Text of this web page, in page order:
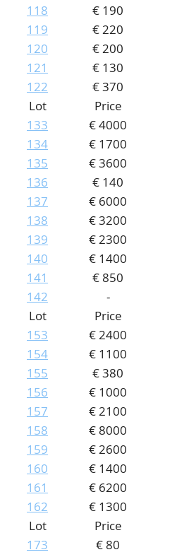
118
€ 190
119
€ 220
120
€ 200
121
€ 130
122
€ 370
Lot
Price
133
€ 4000
134
€ 1700
135
€ 3600
136
€ 140
137
€ 6000
138
€ 3200
139
€ 2300
140
€ 1400
141
€ 850
142
-
Lot
Price
153
€ 2400
154
€ 1100
155
€ 380
156
€ 1000
157
€ 2100
158
€ 8000
159
€ 2600
160
€ 1400
161
€ 6200
162
€ 1300
Lot
Price
173
€ 80